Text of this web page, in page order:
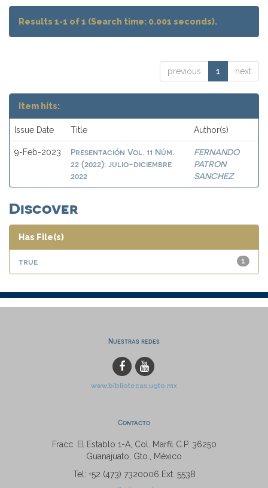
Results 1-1 of 1 (Search time: 0.001 seconds).
previous 1 next
Item hits:
Issue Date Title Author(s)
9-Feb-2023
Presentación Vol. 11 Núm.
22 (2022): julio-diciembre
2022
FERNANDO
PATRON
SANCHEZ
Discover
Has File(s)
1
true
Nuestras redes
www.bibliotecas.ugto.mx
Contacto
Fracc. El Establo 1-A, Col. Marfil C.P. 36250
Guanajuato, Gto., México
Tel: +52 (473) 7320006 Ext. 5538